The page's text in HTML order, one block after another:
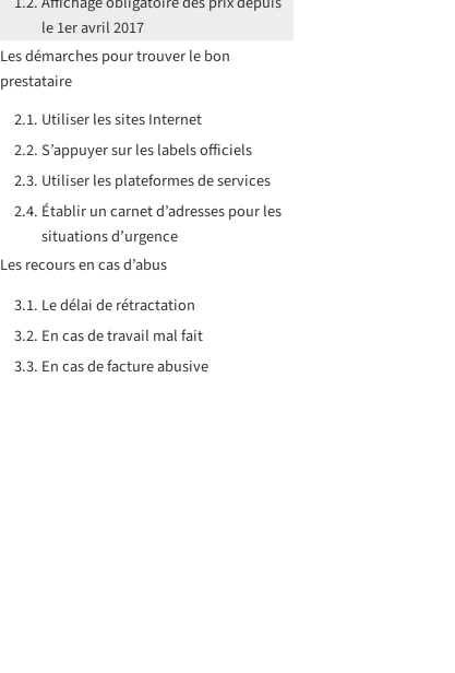
le 1er avril 2017
Les démarches pour trouver le bon
prestataire
Utiliser les sites Internet
S’appuyer sur les labels officiels
Utiliser les plateformes de services
Établir un carnet d’adresses pour les
situations d’urgence
Les recours en cas d’abus
Le délai de rétractation
En cas de travail mal fait
En cas de facture abusive